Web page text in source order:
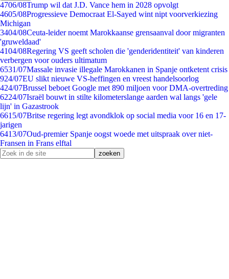
4706/08Trump wil dat J.D. Vance hem in 2028 opvolgt
4605/08Progressieve Democraat El-Sayed wint nipt voorverkiezing
Michigan
3404/08Ceuta-leider noemt Marokkaanse grensaanval door migranten
'gruweldaad'
4104/08Regering VS geeft scholen die 'genderidentiteit' van kinderen
verbergen voor ouders ultimatum
6531/07Massale invasie illegale Marokkanen in Spanje ontketent crisis
924/07EU slikt nieuwe VS-heffingen en vreest handelsoorlog
424/07Brussel beboet Google met 890 miljoen voor DMA-overtreding
6224/07Israël bouwt in stilte kilometerslange aarden wal langs 'gele
lijn' in Gazastrook
6615/07Britse regering legt avondklok op social media voor 16 en 17-
jarigen
6413/07Oud-premier Spanje oogst woede met uitspraak over niet-
Fransen in Frans elftal